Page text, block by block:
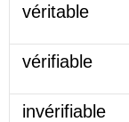
véritable
vérifiable
invérifiable